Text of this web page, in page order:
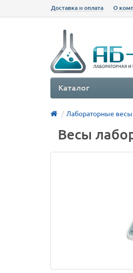
Доставка и оплата О
Каталог
Лабораторные весы
Весы